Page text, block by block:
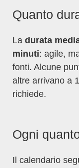
Quanto
La durata
minuti: agile,
fonti. Alcune
altre arrivano a
richiede.
Ogni
Il calendario